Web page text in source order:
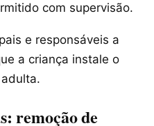
com supervisão.
e responsáveis a
a criança instale o
remoção de